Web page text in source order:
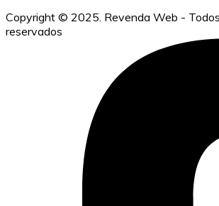
Copyright © 2025. Revenda Web -
reservados